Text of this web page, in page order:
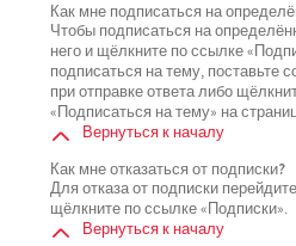
Как мне подписаться на
Чтобы подписаться на
него и щёлкните по ссылке
подписаться на тему, поставьте
при отправке ответа либо
«Подписаться на тему» на
Вернуться к началу
Как мне отказаться от подписки?
Для отказа от подписки
щёлкните по ссылке «Подписки».
Вернуться к началу